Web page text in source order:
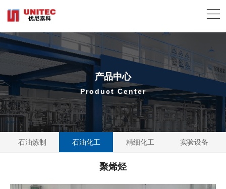
产品中心
Product Center
石油炼制 石油化工 精细化工 实验设备
聚烯烃